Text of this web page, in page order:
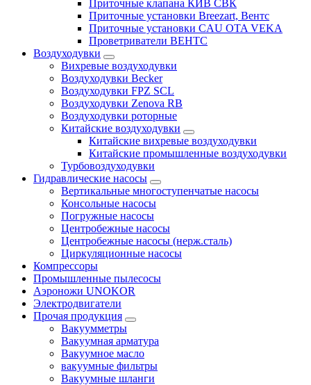
Приточные клапана КИВ СВК
Приточные установки Breezart, Вентс
Приточные установки CAU OTA VEKA
Проветриватели ВЕНТС
Воздуходувки
Вихревые воздуходувки
Воздуходувки Becker
Воздуходувки FPZ SCL
Воздуходувки Zenova RB
Воздуходувки роторные
Китайские воздуходувки
Китайские вихревые воздуходувки
Китайские промышленные воздуходувки
Турбовоздуходувки
Гидравлические насосы
Вертикальные многоступенчатые насосы
Консольные насосы
Погружные насосы
Центробежные насосы
Центробежные насосы (нерж.сталь)
Циркуляционные насосы
Компрессоры
Промышленные пылесосы
Аэроножи UNOKOR
Электродвигатели
Прочая продукция
Вакуумметры
Вакуумная арматура
Вакуумное масло
вакуумные фильтры
Вакуумные шланги